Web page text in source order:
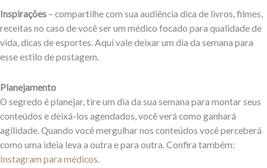
Inspirações – compartilhe com sua audiência dica de livros, filmes,
receitas no caso de você ser um médico focado para qualidade de
vida, dicas de esportes. Aqui vale deixar um dia da semana para
esse estilo de postagem.
Planejamento
O segredo é planejar, tire um dia da sua semana para montar seus
conteúdos e deixá-los agendados, você verá como ganhará
agilidade. Quando você mergulhar nos conteúdos você perceberá
como uma ideia leva a outra e para outra. Confira também:
Instagram para médicos.